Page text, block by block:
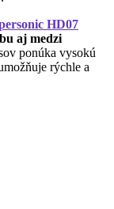
HD07
aj medzi
ponúka vysokú
rýchle a